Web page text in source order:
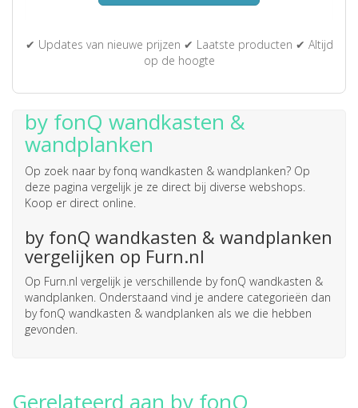
✔ Updates van nieuwe prijzen ✔ Laatste producten ✔ Altijd
op de hoogte
by fonQ wandkasten &
wandplanken
Op zoek naar by fonq wandkasten & wandplanken? Op
deze pagina vergelijk je ze direct bij diverse webshops.
Koop er direct online.
by fonQ wandkasten & wandplanken
vergelijken op Furn.nl
Op Furn.nl vergelijk je verschillende by fonQ wandkasten &
wandplanken. Onderstaand vind je andere categorieën dan
by fonQ wandkasten & wandplanken als we die hebben
gevonden.
Gerelateerd aan by fonQ